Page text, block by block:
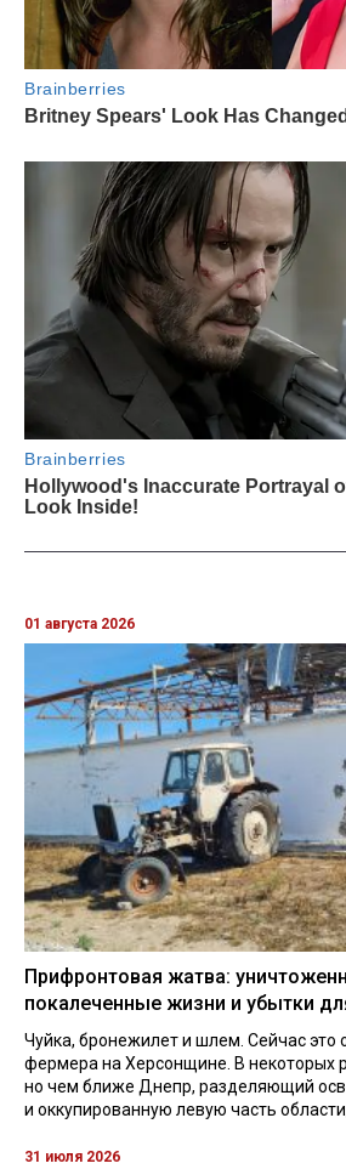
01 августа 2026
Прифронтовая жатва:
покалеченные жизни и убытки
Чуйка, бронежилет и шлем. Сейчас это
фермера на Херсонщине. В некоторых
но чем ближе Днепр, разделяющий
и оккупированную левую часть области,
31 июля 2026